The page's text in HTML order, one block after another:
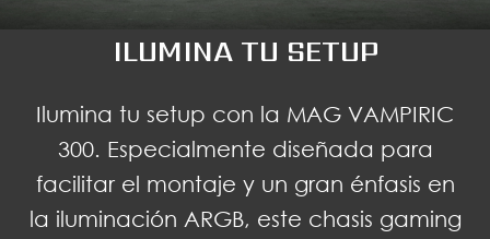
ILUMINA TU SETUP
Ilumina tu setup con la MAG VAMPIRIC
300. Especialmente diseñada para
facilitar el montaje y un gran énfasis en
la iluminación ARGB, este chasis gaming